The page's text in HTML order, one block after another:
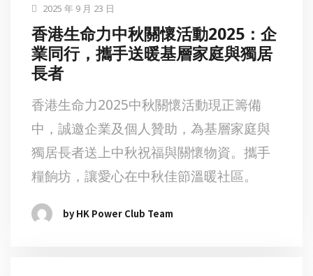
2025 年 9 月 23 日
香港生命力中秋關懷活動2025：企
業同行，攜手送暖基層家庭與獨居
長者
香港生命力2025中秋關懷活動現正籌備
中，誠邀企業及個人贊助，為基層家庭與
獨居長者送上中秋祝福與關懷物資。攜手
糧餉坊，讓愛心在中秋佳節溫暖社區。
by HK Power Club Team